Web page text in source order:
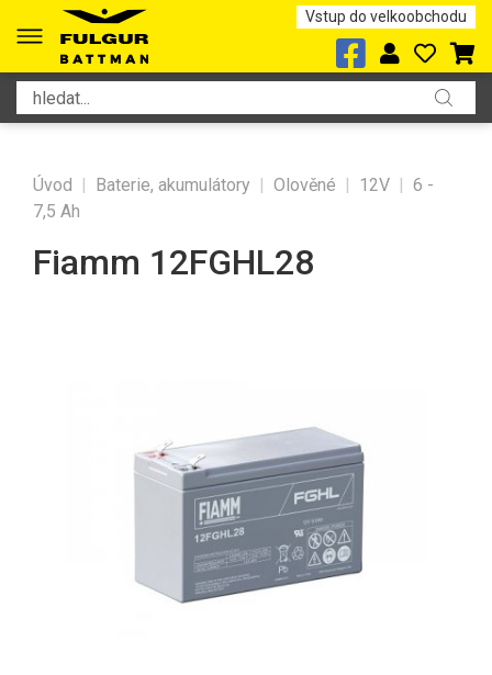
Vstup do velkoobchodu
Úvod | Baterie, akumulátory | Olověné | 12V | 6 -
7,5 Ah
Fiamm 12FGHL28